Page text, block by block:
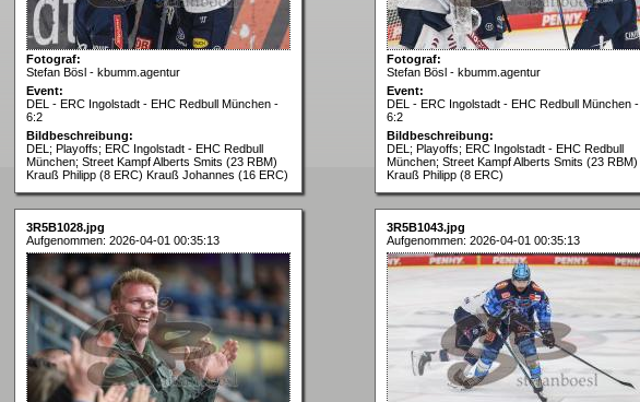
Fotograf:
Stefan Bösl - kbumm.agentur
Event:
DEL - ERC Ingolstadt - EHC Redbull München -
6:2
Bildbeschreibung:
DEL; Playoffs; ERC Ingolstadt - EHC Redbull
München; Street Kampf Alberts Smits (23 RBM)
Krauß Philipp (8 ERC) Krauß Johannes (16 ERC)
Fotograf:
Stefan Bösl - kbumm.agentur
Event:
DEL - ERC Ingolstadt - EHC Redbull München -
6:2
Bildbeschreibung:
DEL; Playoffs; ERC Ingolstadt - EHC Redbull
München; Street Kampf Alberts Smits (23 RBM)
Krauß Philipp (8 ERC)
3R5B1028.jpg
Aufgenommen: 2026-04-01 00:35:13
3R5B1043.jpg
Aufgenommen: 2026-04-01 00:35:13